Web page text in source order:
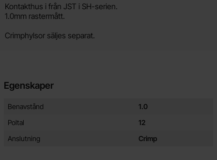
Produktbeskrivning
Kontakthus i från JST i SH-serien.
1.0mm rastermått.
Crimphylsor säljes separat.
Egenskaper
Egenskaper/attribut för denna produkt
Attribut
Benavstånd
1.0
Poltal
12
Anslutning
Crimp